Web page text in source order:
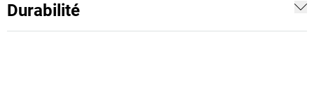
Durabilité